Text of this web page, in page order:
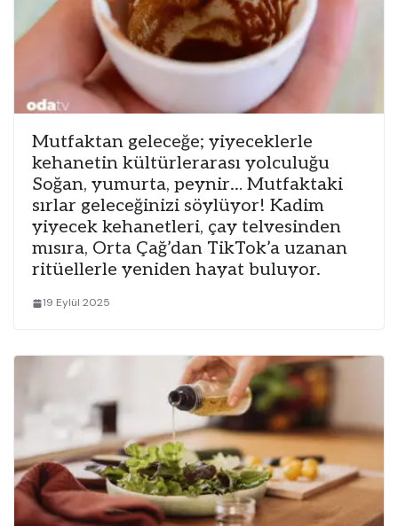
Mutfaktan geleceğe; yiyeceklerle
kehanetin kültürlerarası yolculuğu
Soğan, yumurta, peynir… Mutfaktaki
sırlar geleceğinizi söylüyor! Kadim
yiyecek kehanetleri, çay telvesinden
mısıra, Orta Çağ’dan TikTok’a uzanan
ritüellerle yeniden hayat buluyor.
19 Eylül 2025